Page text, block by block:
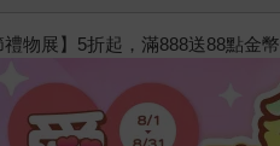
禮物展】5折起，滿888送88點金幣